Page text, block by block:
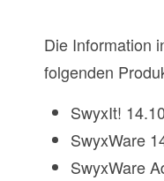
Die Information
folgenden
SwyxIt!
SwyxWare
SwyxWare